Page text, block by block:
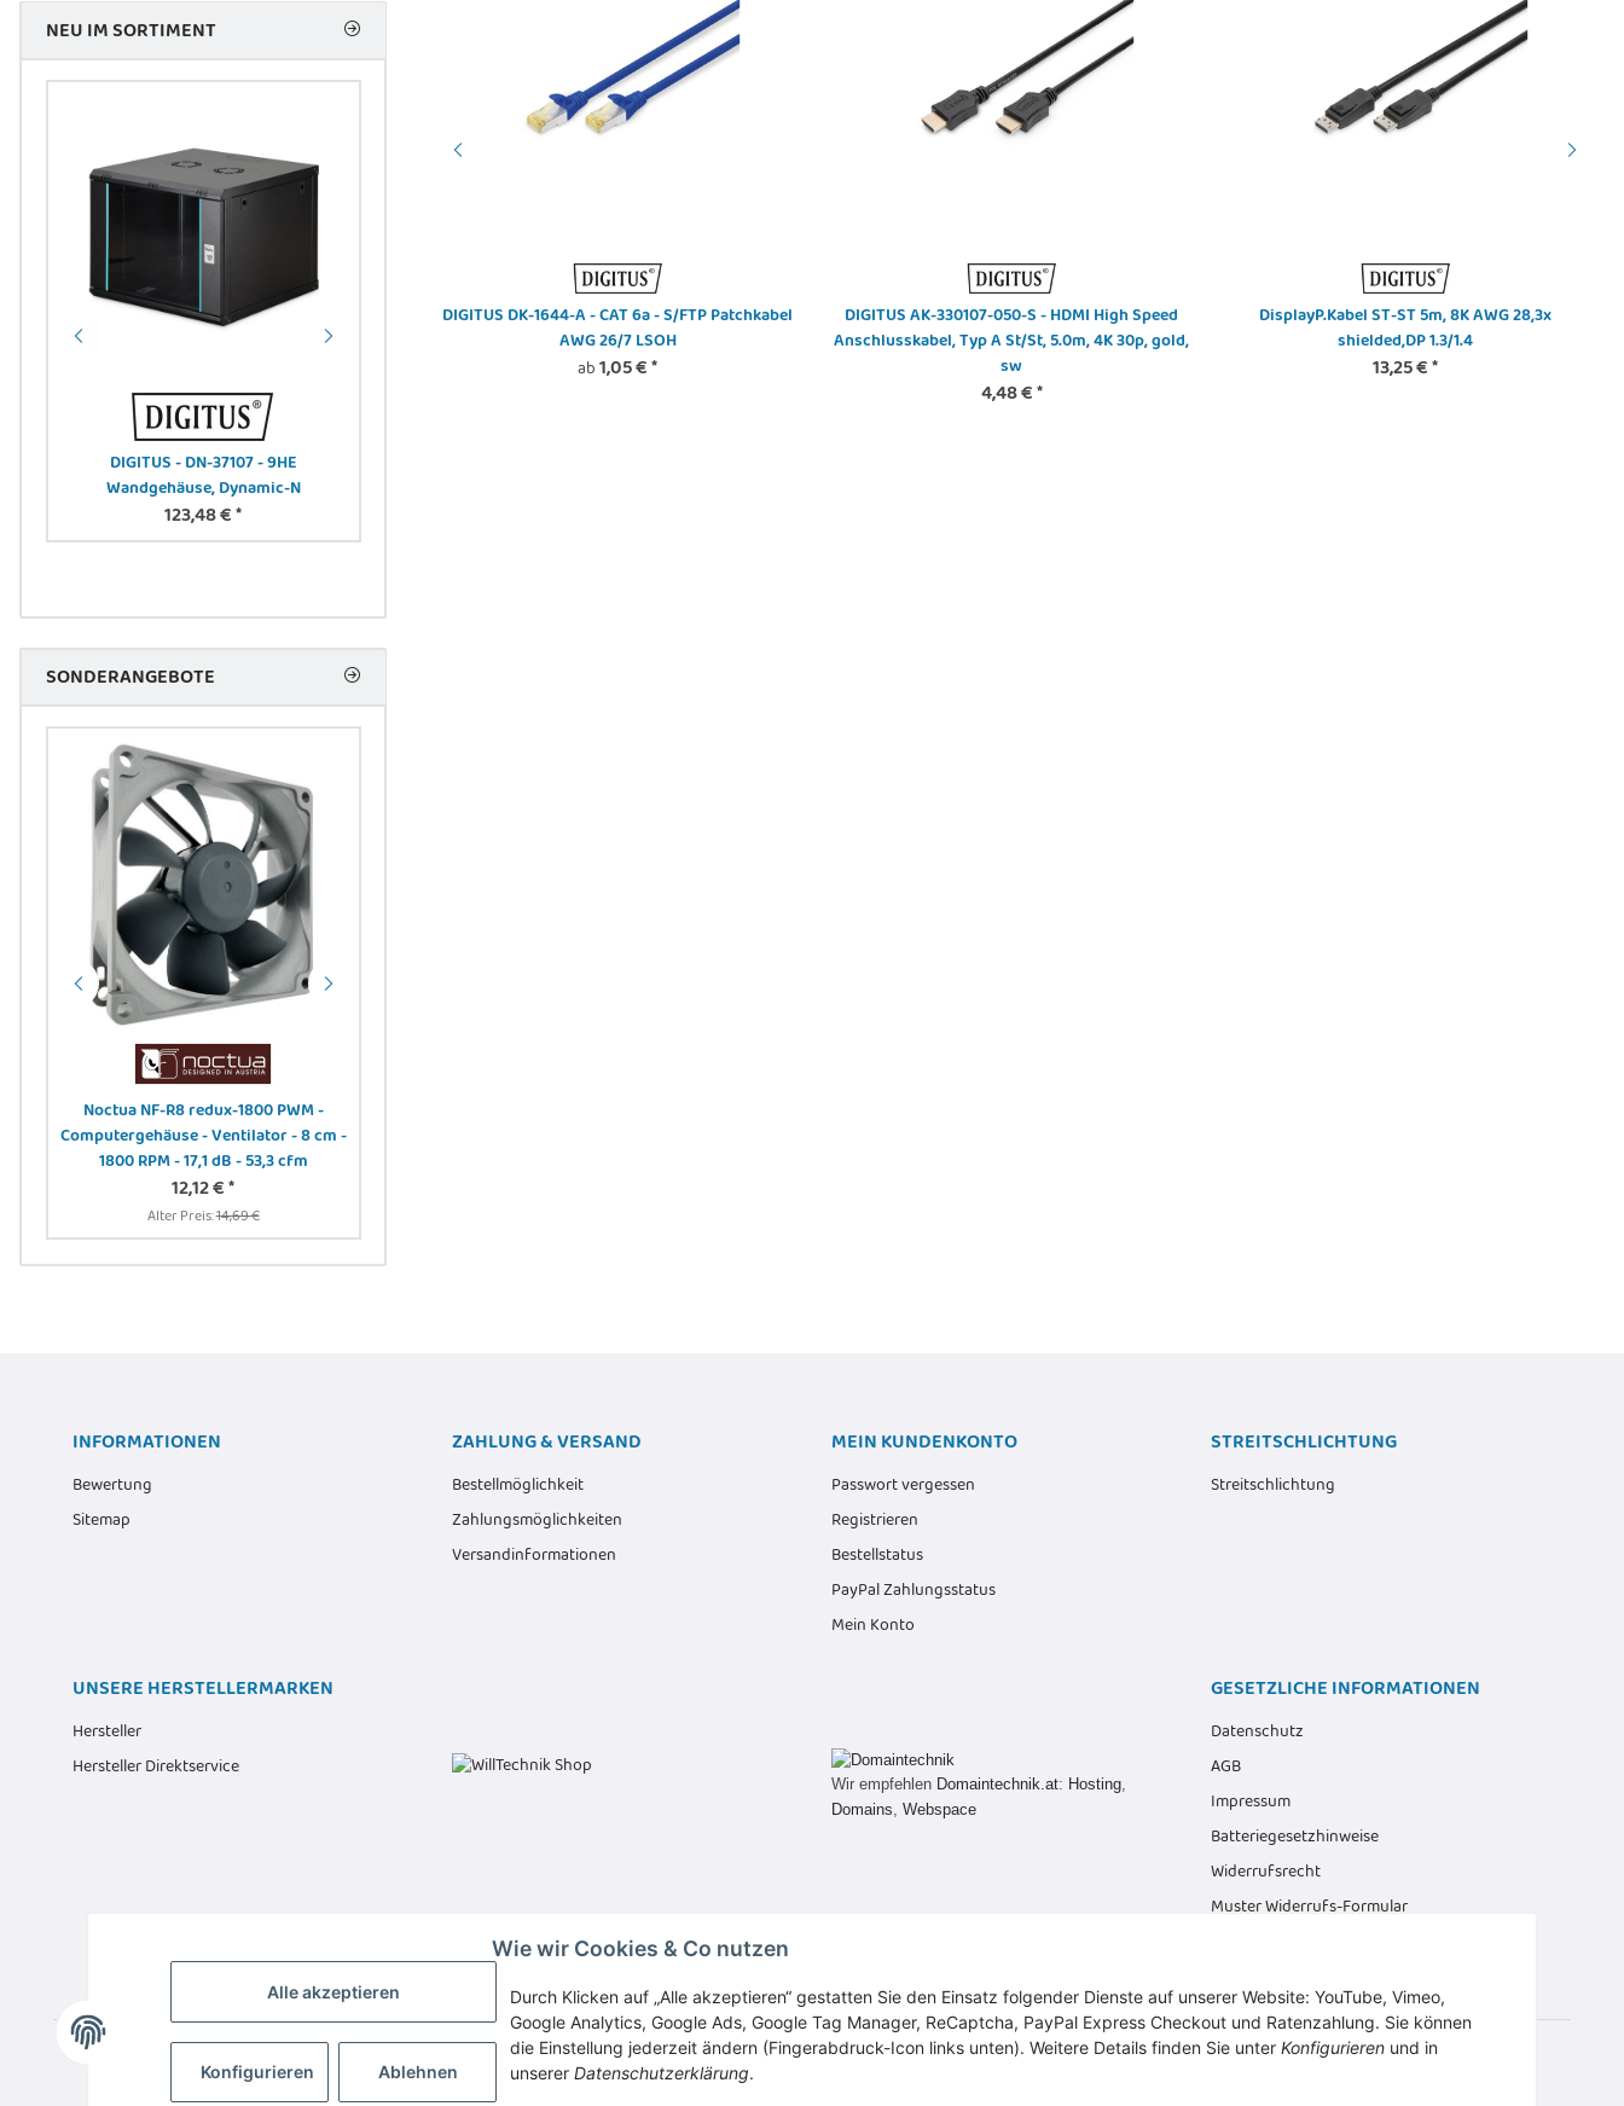
Alle akzeptieren
Konfigurieren Ablehnen
Wie wir Cookies & Co nutzen
Durch Klicken auf „Alle akzeptieren“ gestatten Sie den Einsatz folgender Dienste auf unserer Website: YouTube, Vimeo,
Google Analytics, Google Ads, Google Tag Manager, ReCaptcha, PayPal Express Checkout und Ratenzahlung. Sie können
die Einstellung jederzeit ändern (Fingerabdruck-Icon links unten). Weitere Details finden Sie unter Konfigurieren und in
unserer Datenschutzerklärung.
DIGITUS - DB-300443-030-S - USB Kabel USB-C
DIGITUS DK-1644-A - CAT 6a - S/FTP Patchkabel
AWG 26/7 LSOH
ab1,05 €*
DIGITUS AK-330107-050-S - HDMI High Speed
Anschlusskabel, Typ A St/St, 5.0m, 4K 30p, gold,
sw
4,48 €*
DisplayP.Kabel ST-ST 5m, 8K AWG 28,3x
shielded,DP 1.3/1.4
13,25 €*
NEU IM SORTIMENT
DIGITUS - DN-37107 - 9HE
Wandgehäuse, Dynamic-N
123,48 €*
SONDERANGEBOTE
Noctua NF-R8 redux-1800 PWM -
Computergehäuse - Ventilator - 8 cm -
1800 RPM - 17,1 dB - 53,3 cfm
12,12 €*
Alter Preis:14,69 €
INFORMATIONEN
Bewertung
Sitemap
ZAHLUNG & VERSAND
Bestellmöglichkeit
Zahlungsmöglichkeiten
Versandinformationen
MEIN KUNDENKONTO
Passwort vergessen
Registrieren
Bestellstatus
PayPal Zahlungsstatus
Mein Konto
STREITSCHLICHTUNG
Streitschlichtung
UNSERE HERSTELLERMARKEN
Hersteller
Hersteller Direktservice
Wir empfehlen Domaintechnik.at: Hosting
Domains Webspace
GESETZLICHE INFORMATIONEN
Datenschutz
AGB
Impressum
Batteriegesetzhinweise
Widerrufsrecht
Muster Widerrufs-Formular
* Alle Preise inkl. gesetzlicher USt., zzgl.